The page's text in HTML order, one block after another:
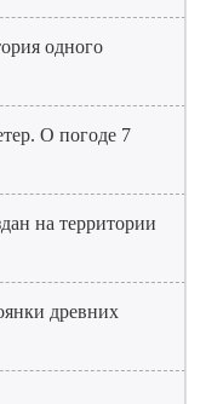
одного
О погоде 7
на территории
древних